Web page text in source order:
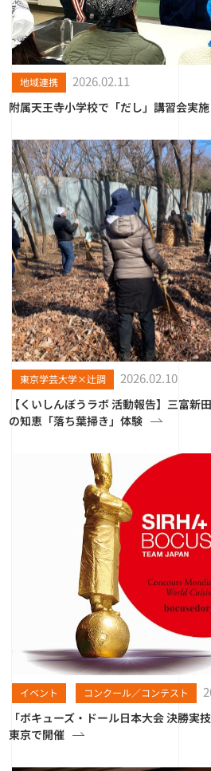
地域連携 2026.02.11
附属天王寺小学校で「だし」講習会実施
東京学芸大学×辻調 2026.02.10
【くいしんぼうラボ 活動報告】三富新
の知恵「落ち葉掃き」体験
イベント コンクール／コンテスト
「ボキューズ・ドール日本大会 決勝実
東京で開催